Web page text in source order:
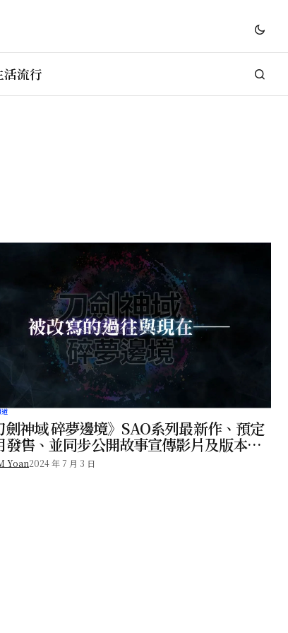
活流行
道
劍神域 碎夢邊境》SAO系列最新作、預定
發售、並同步公開故事宣傳影片及版本詳
Yoan2024 年 7 月 3 日